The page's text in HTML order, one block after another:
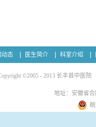
动态 医生简介 科室介绍
©2005 - 2013 长丰县中医院
地址：安徽省